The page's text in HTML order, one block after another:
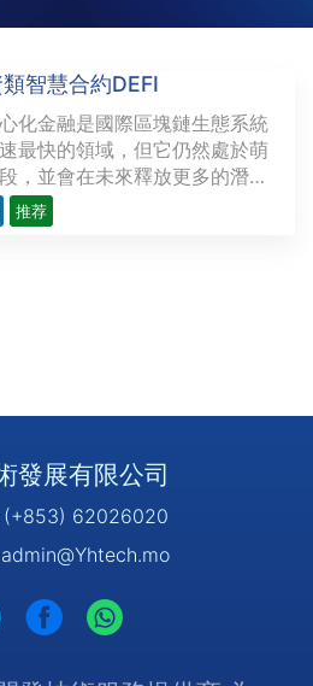
智慧合約DEFI
化金融是國際區塊鏈生態系統
最快的領域，但它仍然處於萌
，並會在未來釋放更多的潛
來越多的開發者研發複雜精密
心化應用程序（dApps），為
推荐
發展有限公司
(+853) 62026020